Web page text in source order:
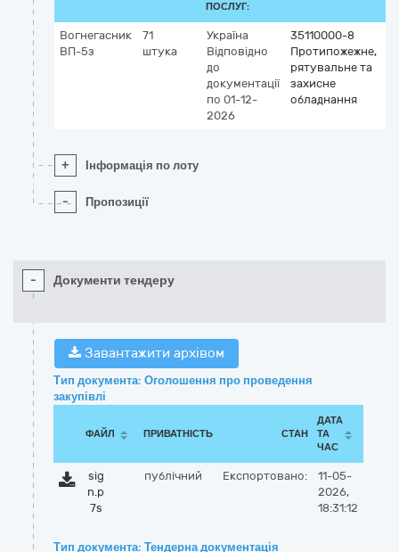
ПОСЛУГ:
Вогнегасник
ВП-5з
71
штука
Україна
Відповідно
до
документації
по 01-12-
2026
35110000-8
Протипожежне,
рятувальне та
захисне
обладнання
+ Інформація по лоту
- Пропозиції
- Документи тендеру
Завантажити архівом
Тип документа: Оголошення про проведення
закупівлі
ФАЙЛ ПРИВАТНІСТЬ СТАН
ДАТА
ТА
ЧАС
sig
n.p
7s
публічний Експортовано:
11-05-
2026,
18:31:12
Тип документа: Тендерна документація